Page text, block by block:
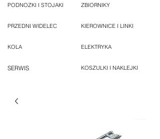
PODNOZKI I STOJAKI
PRZEDNI WIDELEC
KOLA
SERWIS
ZBIORNIKY
KIEROWNICE I LINKI
ELEKTRYKA
KOSZULKI I NAKLEJKI